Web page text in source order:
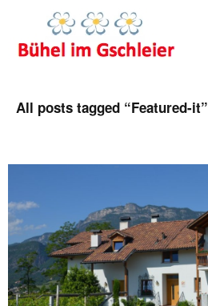
All posts tagged “Featured-it”